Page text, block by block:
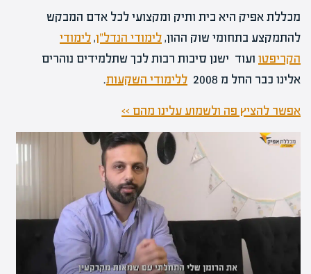
מכללת אפיק היא בית ותיק ומקצועי לכל אדם המבקש
להתמקצע בתחומי שוק ההון,לימודי הנדל"ן,לימודי
הקריפטו ועוד ישנן סיבות רבות לכך שתלמידים נוהרים
אלינו כבר החל מ 2008
ללימודי השקעות.
אפשר להציץ פה ולשמוע עלינו מהם >>